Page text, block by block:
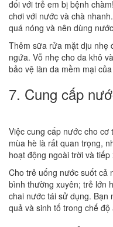
đối với trẻ em bị bệnh
chơi với nước và chà
quá nóng và nên dùng
Thêm sữa rửa mặt dịu nhẹ
ngứa. Vỗ nhẹ cho da khô
bảo vệ làn da mềm mại
7. Cung cấp
Việc cung cấp nước cho
mùa hè là rất quan trọng,
hoạt động ngoài trời và
Cho trẻ uống nước suốt cả
bình thường xuyên; trẻ lớn
chai nước tái sử dụng. Bạn
quả và sinh tố trong chế